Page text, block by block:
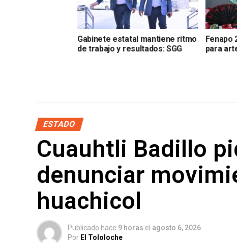
Gabinete estatal mantiene ritmo
de trabajo y resultados: SGG
Fenapo
para
ESTADO
Cuauhtli Badillo
denunciar
huachicol
Publicado hace 9 horas el agosto 6, 2026
Por El Tololoche